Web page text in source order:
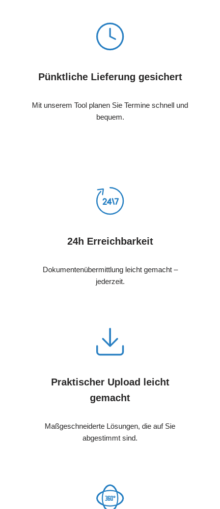
Pünktliche Lieferung gesichert
Mit unserem Tool planen Sie Termine schnell und
bequem.
24h Erreichbarkeit
Dokumentenübermittlung leicht gemacht –
jederzeit.
Praktischer Upload leicht
gemacht
Maßgeschneiderte Lösungen, die auf Sie
abgestimmt sind.